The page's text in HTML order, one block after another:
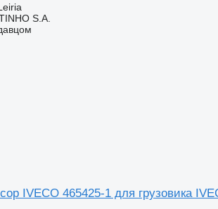
S.A.
IVECO 465425-1 для грузовика